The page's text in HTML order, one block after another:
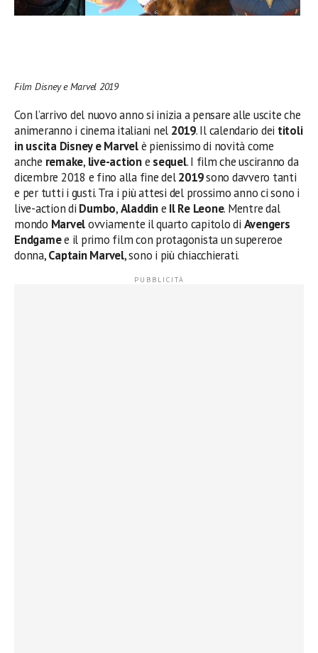
Film Disney e Marvel 2019
Con l’arrivo del nuovo anno si inizia a pensare alle uscite che
animeranno i cinema italiani nel 2019. Il calendario dei titoli
in uscita Disney e Marvelè pienissimo di novità come
anche remake, live-actione sequel. I film che usciranno da
dicembre 2018 e fino alla fine del2019sono davvero tanti
e per tutti i gusti. Tra i più attesi del prossimo anno ci sono i
live-action di Dumbo,Aladdine Il Re Leone. Mentre dal
mondo Marvelovviamente il quarto capitolo di Avengers
Endgamee il primo film con protagonista un supereroe
donna,Captain Marvel, sono i più chiacchierati.